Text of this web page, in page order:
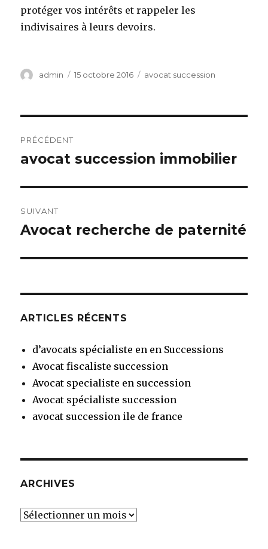
protéger vos intérêts et rappeler les
indivisaires à leurs devoirs.
Auteur
admin
Publié
15 octobre 2016 Catégories
avocat succession
de
PRÉCÉDENT
Article
avocat succession immobilier
SUIVANT
Article
Avocat recherche de paternité
ARTICLES RÉCENTS
d’avocats spécialiste en en Successions
Avocat fiscaliste succession
Avocat specialiste en succession
Avocat spécialiste succession
avocat succession ile de france
ARCHIVES
Archives